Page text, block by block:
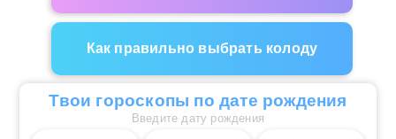
Как правильно выбрать колоду
Твои гороскопы по дате рождения
Введите дату рождения